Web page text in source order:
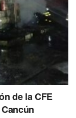
de la CFE